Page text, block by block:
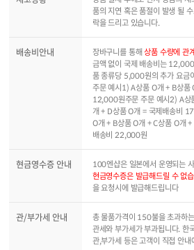
품의 지연 혹은 품절이 발생 될
락을 드리고 있습니다.
배송비안내 장바구니를 통해상품 수량에 관
금액 없이 국제 배송비는
품 종류당 5,000원의 추가 요금
주문 예시1) A상품 O개 + B상품
12,000원주문 주문 예시2) A상
개 + D상품 O개 = 국제배송비
O개 + B상품 O개 + C상품 O개
배송비 22,000원
현금영수증 안내 100엔샵은 일본에서 운영되는
현금영수증은 발급해드릴 수 없
을 요청시에 발급해드립니다
관/부가세 안내
총 물품가격이 150불을 초과하
관세와 부가세가 부과됩니다. 한
관,부가세 등은 고객이 직접 안